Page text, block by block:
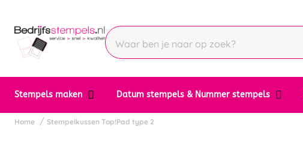
Stempels maken Datum stempels & Nummer stempels
Home Stempelkussen Top!Pad type 2